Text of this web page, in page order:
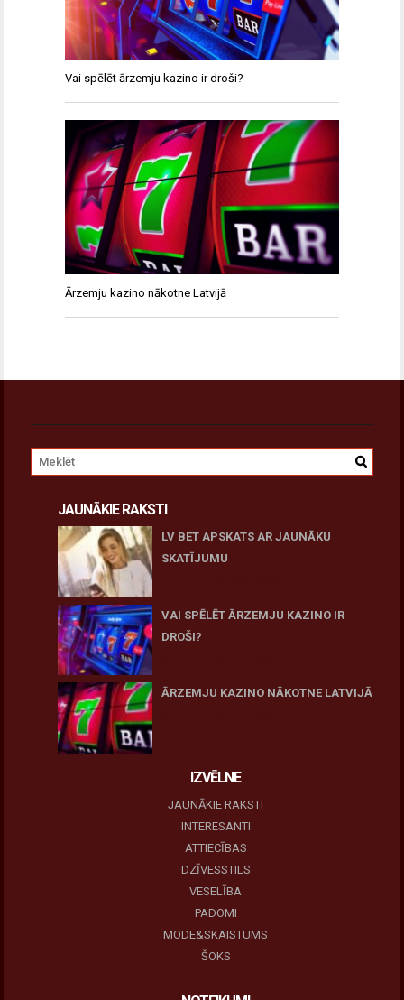
Vai spēlēt ārzemju kazino ir droši?
Ārzemju kazino nākotne Latvijā
JAUNĀKIE RAKSTI
LV BET APSKATS AR JAUNĀKU
SKATĪJUMU
VAI SPĒLĒT ĀRZEMJU KAZINO IR
DROŠI?
ĀRZEMJU KAZINO NĀKOTNE LATVIJĀ
IZVĒLNE
JAUNĀKIE RAKSTI
INTERESANTI
ATTIECĪBAS
DZĪVESSTILS
VESELĪBA
PADOMI
MODE&SKAISTUMS
ŠOKS